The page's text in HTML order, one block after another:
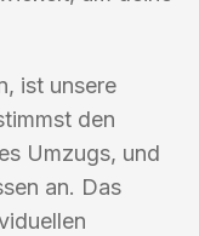
ist unsere
den
Umzugs, und
an. Das